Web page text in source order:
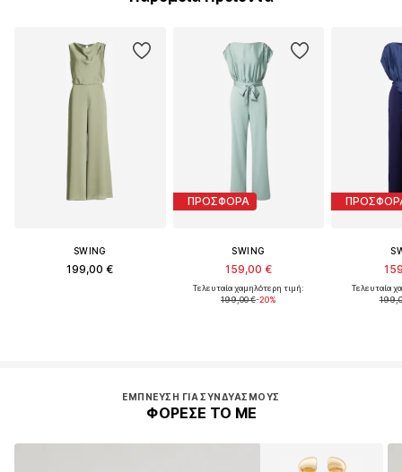
SWING
199,00 €
ΠΡΟΣΦΟΡΑ
SWING
159,00 €
Τελευταία χαμηλότερη τιμή:
199,00 €-20%
Τελευταία
ΈΜΠΝΕΥΣΗ ΓΙΑ ΣΥΝΔΥΑΣΜΟΎΣ
ΦΟΡΕΣΕ ΤΟ ΜΕ